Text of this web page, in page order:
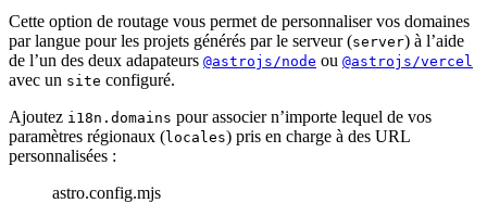
Cette option de routage vous permet de personnaliser vos domaines
par langue pour les projets générés par le serveur (server) à l’aide
de l’un des deux adapateurs @astrojs/node ou @astrojs/vercel
avec un site configuré.
Ajoutez i18n.domains pour associer n’importe lequel de vos
paramètres régionaux (locales) pris en charge à des URL
personnalisées :
astro.config.mjs